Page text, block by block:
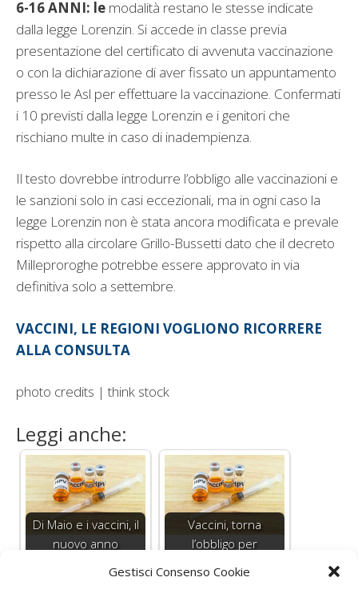
Gestisci Consenso Cookie
6-16 ANNI: le modalità restano le stesse indicate
dalla legge Lorenzin. Si accede in classe previa
presentazione del certificato di avvenuta vaccinazione
o con la dichiarazione di aver fissato un appuntamento
presso le Asl per effettuare la vaccinazione. Confermati
i 10 previsti dalla legge Lorenzin e i genitori che
rischiano multe in caso di inadempienza.
Il testo dovrebbe introdurre l’obbligo alle vaccinazioni e
le sanzioni solo in casi eccezionali, ma in ogni caso la
legge Lorenzin non è stata ancora modificata e prevale
rispetto alla circolare Grillo-Bussetti dato che il decreto
Milleproroghe potrebbe essere approvato in via
definitiva solo a settembre.
VACCINI, LE REGIONI VOGLIONO RICORRERE
ALLA CONSULTA
photo credits | think stock
Leggi anche:
Di Maio e i vaccini, il
nuovo anno
Vaccini, torna
l’obbligo per